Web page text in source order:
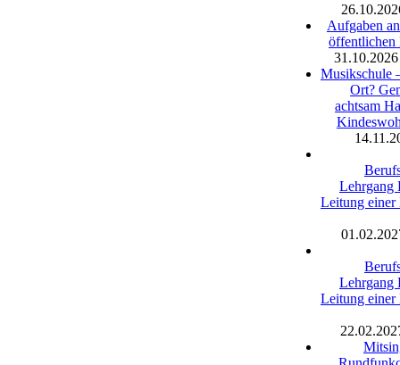
Aufgaben
öffentlichen
31.10.2026
Musikschule
Ort?
achtsam
Lehrgang
Leitung einer
Lehrgang
Leitung einer